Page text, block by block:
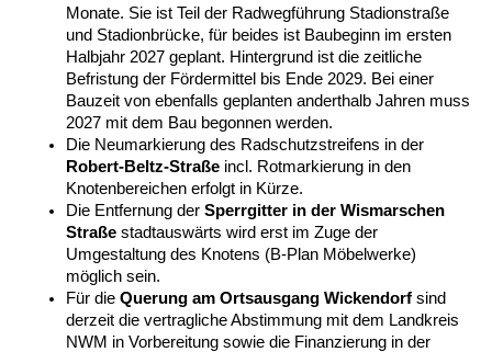
Monate. Sie ist Teil der Radwegführung Stadionstraße
und Stadionbrücke, für beides ist Baubeginn im ersten
Halbjahr 2027 geplant. Hintergrund ist die zeitliche
Befristung der Fördermittel bis Ende 2029. Bei einer
Bauzeit von ebenfalls geplanten anderthalb Jahren muss
2027 mit dem Bau begonnen werden.
Die Neumarkierung des Radschutzstreifens in der
Robert-Beltz-Straße incl. Rotmarkierung in den
Knotenbereichen erfolgt in Kürze.
Die Entfernung der Sperrgitter in der Wismarschen
Straße stadtauswärts wird erst im Zuge der
Umgestaltung des Knotens (B-Plan Möbelwerke)
möglich sein.
Für die Querung am Ortsausgang Wickendorf sind
derzeit die vertragliche Abstimmung mit dem Landkreis
NWM in Vorbereitung sowie die Finanzierung in der